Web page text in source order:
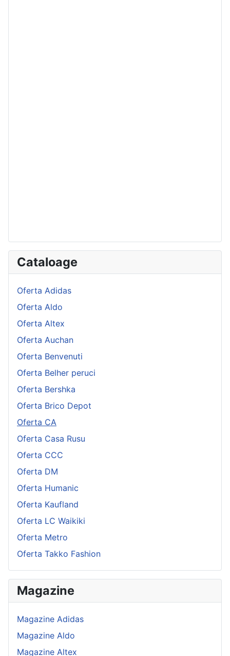
Cataloage
Oferta Adidas
Oferta Aldo
Oferta Altex
Oferta Auchan
Oferta Benvenuti
Oferta Belher peruci
Oferta Bershka
Oferta Brico Depot
Oferta CA
Oferta Casa Rusu
Oferta CCC
Oferta DM
Oferta Humanic
Oferta Kaufland
Oferta LC Waikiki
Oferta Metro
Oferta Takko Fashion
Magazine
Magazine Adidas
Magazine Aldo
Magazine Altex